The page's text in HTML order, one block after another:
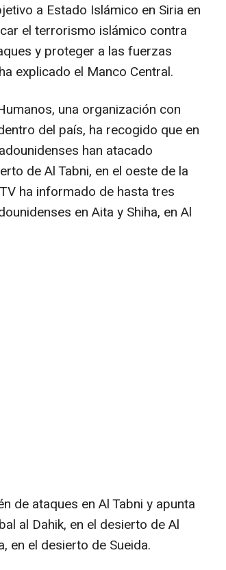
a Estado Islámico en Siria en
el terrorismo islámico contra
y proteger a las fuerzas
explicado el Manco Central.
una organización con
del país, ha recogido que en
han atacado
de Al Tabni, en el oeste de la
ha informado de hasta tres
en Aita y Shiha, en Al
de ataques en Al Tabni y apunta
al Dahik, en el desierto de Al
en el desierto de Sueida.